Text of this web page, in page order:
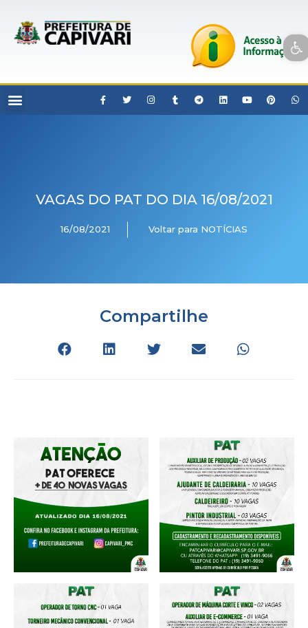
Open toolbar
VAGAS DO PAT DO DIA 16/08/2021
16/08/2021 Voltar para NOTÍCIAS
Compartilhe